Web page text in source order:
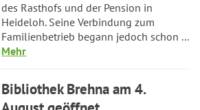
des Rasthofs und der Pension in
Heideloh. Seine Verbindung zum
Familienbetrieb begann jedoch schon ...
Mehr
Bibliothek Brehna am 4.